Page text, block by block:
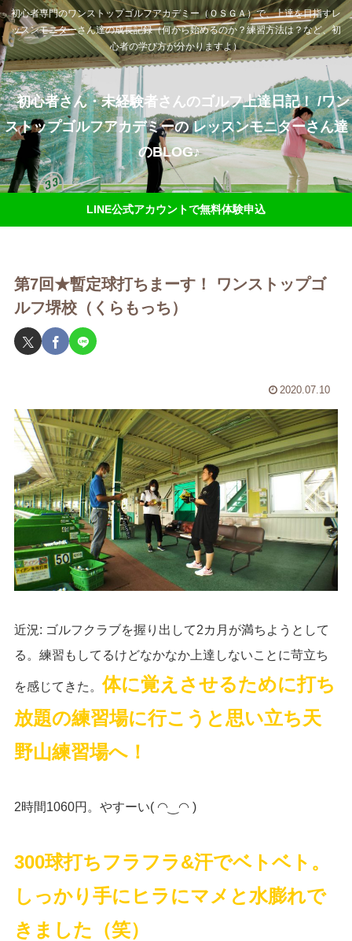
初心者専門のワンストップゴルフアカデミー（ＯＳＧＡ）で、上達を目指すレ
ッスンモニターさん達の成長記録（何から始めるのか？練習方法は？など、初
心者の学び方が分かりますよ）
初心者さん・未経験者さんのゴルフ上達日記！ /ワン
ストップゴルフアカデミーの レッスンモニターさん達
のBLOG♪
LINE公式アカウントで無料体験申込
第7回★暫定球打ちまーす！ ワンストップゴ
ルフ堺校（くらもっち）
2020.07.10
近況: ゴルフクラブを握り出して2カ月が満ちようとして
る。練習もしてるけどなかなか上達しないことに苛立ち
を感じてきた。体に覚えさせるために打ち
放題の練習場に行こうと思い立ち天
野山練習場へ ！
2時間1060円。やすーい( ◠‿◠ )
300球打ちフラフラ&汗でベトベト。
しっかり手にヒラにマメと水膨れで
きました（笑）